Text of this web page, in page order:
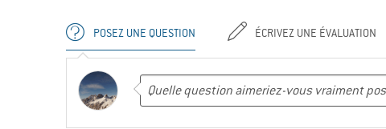
POSEZ UNE QUESTION ÉCRIVEZ UNE ÉVALUATION